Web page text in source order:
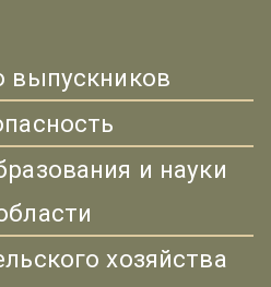
выпускников
и науки
хозяйства